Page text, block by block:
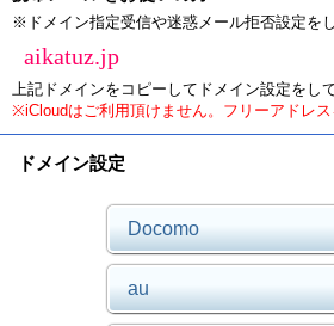
※ドメイン指定受信や迷惑メール拒否設定を
aikatuz.jp
上記ドメインをコピーしてドメイン設定をし
※iCloudはご利用頂けません。フリーアドレス
ドメイン設定
Docomo
au